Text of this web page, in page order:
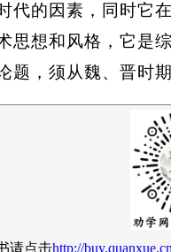
代的因素，同时它
思想和风格，它是
题，须从魏、晋时
请点击http://buy.quanxue.cn